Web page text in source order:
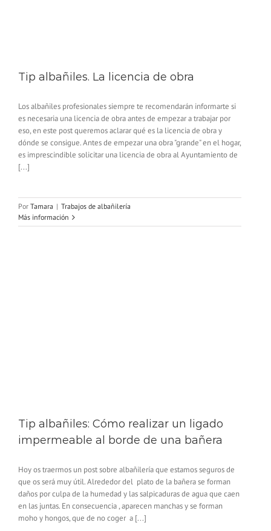
Tip albañiles. La licencia de obra
Los albañiles profesionales siempre te recomendarán informarte si
es necesaria una licencia de obra antes de empezar a trabajar por
eso, en este post queremos aclarar qué es la licencia de obra y
dónde se consigue. Antes de empezar una obra "grande" en el hogar,
es imprescindible solicitar una licencia de obra al Ayuntamiento de
[...]
Por Tamara | Trabajos de albañilería
Más información
Tip albañiles: Cómo realizar un ligado
impermeable al borde de una bañera
Hoy os traermos un post sobre albañilería que estamos seguros de
que os será muy útil. Alrededor del plato de la bañera se forman
daños por culpa de la humedad y las salpicaduras de agua que caen
en las juntas. En consecuencia , aparecen manchas y se forman
moho y hongos, que de no coger a [...]